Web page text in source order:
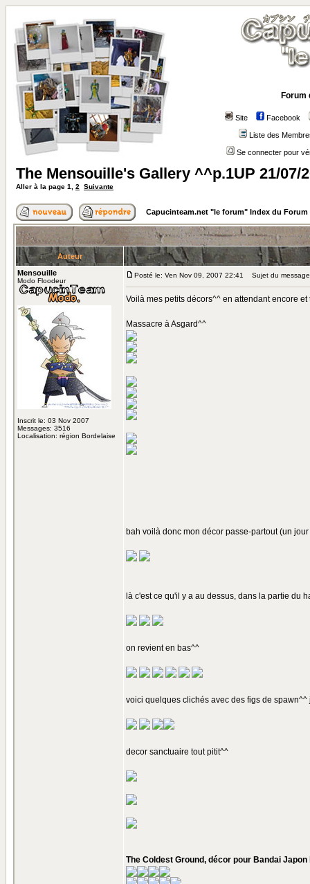
Forum
Site Facebook
Liste des
Se connecter pour
The Mensouille's Gallery ^^p.1UP 21/07/
Aller à la page 1 2 Suivante
Capucinteam.net "le forum" Index du Forum
Auteur
Mensouille
Modo Floodeur
Inscrit le: 03 Nov 2007
Messages: 3516
Localisation: région Bordelaise
Posté le: Ven Nov 09, 2007 22:41 Sujet du
Voilà mes petits décors^^ en attendant encore
Massacre à Asgard^^
bah voilà donc mon décor passe-partout (un
là c'est ce qu'il y a au dessus, dans la partie du
on revient en bas^^
voici quelques clichés avec des figs de spawn^^
decor sanctuaire tout pitit^^
The Coldest Ground, décor pour Bandai